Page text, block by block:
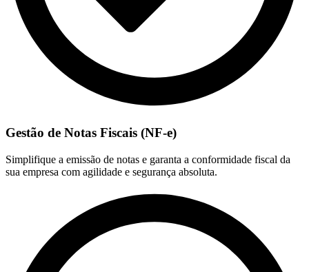
Gestão de Notas Fiscais (NF-e)
Simplifique a emissão de notas e garanta a conformidade fiscal da
sua empresa com agilidade e segurança absoluta.